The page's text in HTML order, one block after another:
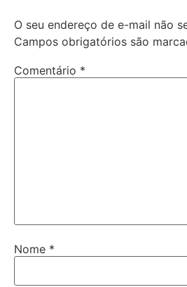
O seu endereço de e-mail não
Campos obrigatórios são
Comentário *
Nome *